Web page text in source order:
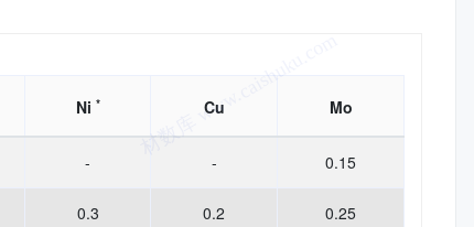
Ni * Cu Mo
- - 0.15
0.3 0.2 0.25